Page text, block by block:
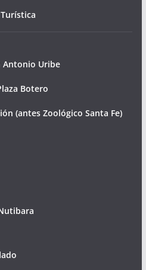
Antonio Uribe
Botero
(antes Zoológico Santa Fe)